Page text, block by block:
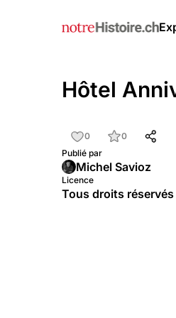
Hôtel
0
0
Publié par
Michel Savioz
Licence
Tous droits réservés